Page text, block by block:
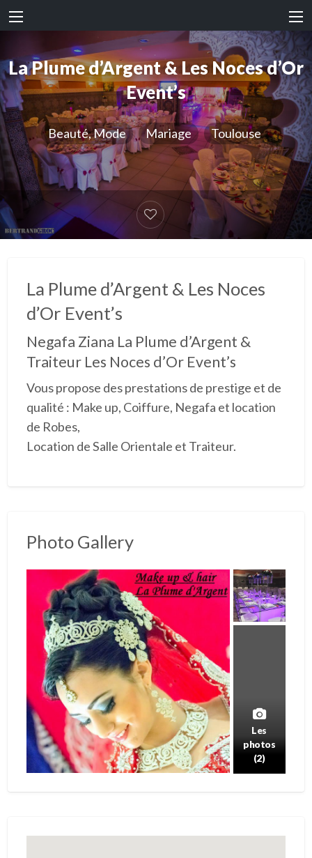
La Plume d’Argent & Les Noces d’Or
Event’s
Beauté, Mode Mariage Toulouse
La Plume d’Argent & Les Noces
d’Or Event’s
Negafa Ziana La Plume d’Argent &
Traiteur Les Noces d’Or Event’s
Vous propose des prestations de prestige et de
qualité : Make up, Coiffure, Negafa et location
de Robes,
Location de Salle Orientale et Traiteur.
Photo Gallery
Les
photos
(2)